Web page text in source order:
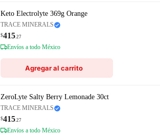
Keto Electrolyte 369g Orange
TRACE MINERALS
$415.27
Envíos a todo México
Agregar al carrito
ZeroLyte Salty Berry Lemonade 30ct
TRACE MINERALS
$415.27
Envíos a todo México